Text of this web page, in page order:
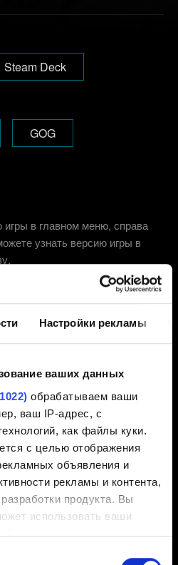
Настройки рекламы
ваших данных
обрабатываем ваши
ваш IP-адрес, с
как файлы куки.
с целью отображения
объявления и
рекламы и контента,
продукта. Вы
использовать ваши
Steam Deck
GOG
в главном меню, справа
узнать версию игры в